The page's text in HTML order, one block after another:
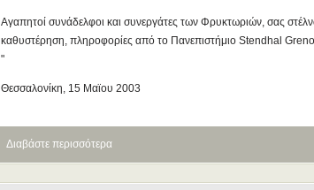
Αγαπητοί συνάδελφοι και συνεργάτες των Φρυκτωριών, σας
καθυστέρηση, πληροφορίες από το Πανεπιστήμιο Stendhal
"
Θεσσαλονίκη, 15 Μαϊου 2003
Διαβάστε περισσότερα